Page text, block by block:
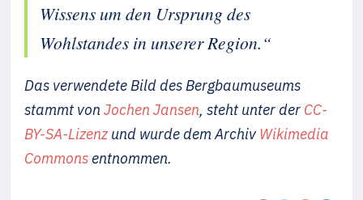
Wissens um den Ursprung des
Wohlstandes in unserer Region.“
Das verwendete Bild des Bergbaumuseums
stammt vonJochen Jansen, steht unter der CC-
BY-SA-Lizenz und wurde dem Archiv Wikimedia
Commonsentnommen.